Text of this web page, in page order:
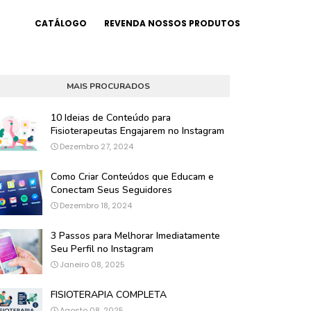
CATÁLOGO REVENDA NOSSOS PRODUTOS
MAIS PROCURADOS
10 Ideias de Conteúdo para
Fisioterapeutas Engajarem no Instagram
Dezembro 27, 2024
Como Criar Conteúdos que Educam e
Conectam Seus Seguidores
Dezembro 18, 2024
3 Passos para Melhorar Imediatamente
Seu Perfil no Instagram
Janeiro 08, 2025
FISIOTERAPIA COMPLETA